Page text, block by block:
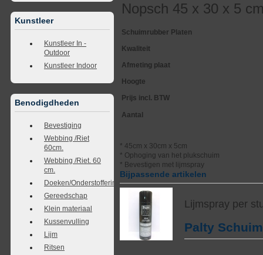
Kunstleer
Kunstleer In -
Outdoor
Kunstleer Indoor
Benodigdheden
Bevestiging
Webbing /Riet
60cm.
Webbing /Riet. 60
cm.
Doeken/Onderstoffering
Gereedschap
Klein materiaal
Kussenvulling
Lijm
Ritsen
Nopsch 45 x 30 x 5
Schuimrubber Platen
Kwaliteit
Afmeting plaat
Hoogte
Prijs incl. BTW
Aantal
* 45cm x 30cm x 5cm
* Ophoging van het plukschuim
* Bevestigen met lijmspray
Bijpassende artikelen
Lijmspray per
Palty